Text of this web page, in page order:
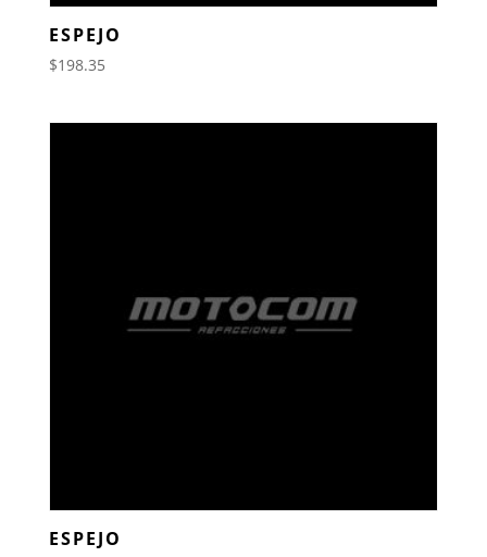
ESPEJO
$198.35
ESPEJO